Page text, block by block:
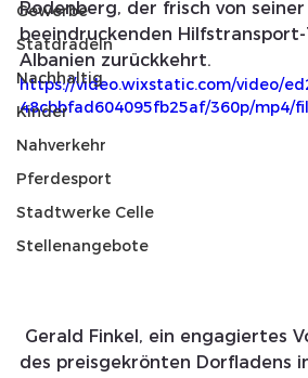
Gewerbe
Statdradeln
Nachhaltig
Kinder
Nahverkehr
Pferdesport
Stadtwerke Celle
Stellenangebote
Rodenberg, der frisch von seiner
beeindruckenden Hilfstransport-
Albanien zurückkehrt.
https://video.wixstatic.com/video/
48cbbfad604095fb25af/360p/mp4/
des preisgekrönten Dorfladens